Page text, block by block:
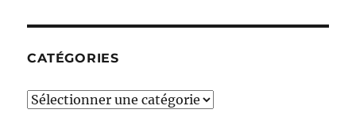
CATÉGORIES
Catégories